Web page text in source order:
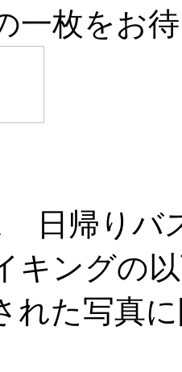
一枚をお
日帰りバ
キングの
れた写真